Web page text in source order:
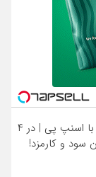
خرید موبایل با اسنپ پی | در ۴
و کارمزد!